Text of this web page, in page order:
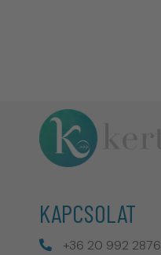
KAPCSOLAT
+36 20 992 2876